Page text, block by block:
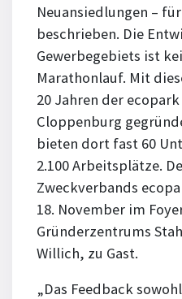
Neuansiedlungen –
beschrieben. Die
Gewerbegebiets ist
Marathonlauf. Mit
20 Jahren der
Cloppenburg
bieten dort fast 60
2.100 Arbeitsplätze.
Zweckverbands
18. November im
Gründerzentrums
Willich, zu Gast.
„Das Feedback